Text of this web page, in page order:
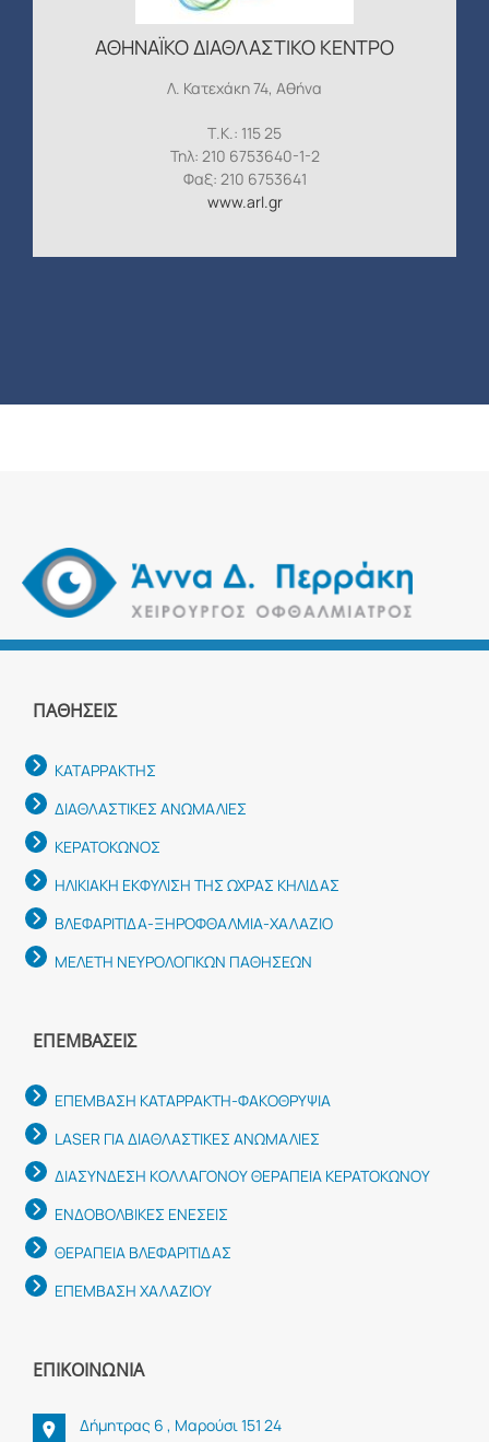
ΑΘΗΝΑΪΚΟ ΔΙΑΘΛΑΣΤΙΚΟ ΚΕΝΤΡΟ
Λ. Κατεχάκη 74, Αθήνα
Τ.Κ.: 115 25
Τηλ: 210 6753640-1-2
Φαξ: 210 6753641
www.arl.gr
ΠΑΘΉΣΕΙΣ
ΚΑΤΑΡΡΑΚΤΗΣ
ΔΙΑΘΛΑΣΤΙΚΕΣ ΑΝΩΜΑΛΙΕΣ
ΚΕΡΑΤΟΚΩΝΟΣ
ΗΛΙΚΙΑΚΗ ΕΚΦΥΛΙΣΗ ΤΗΣ ΩΧΡΑΣ ΚΗΛΙΔΑΣ
ΒΛΕΦΑΡΙΤΙΔΑ-ΞΗΡΟΦΘΑΛΜΙΑ-ΧΑΛΑΖΙΟ
ΜΕΛΕΤΗ ΝΕΥΡΟΛΟΓΙΚΩΝ ΠΑΘΗΣΕΩΝ
ΕΠΕΜΒΆΣΕΙΣ
ΕΠΕΜΒΑΣΗ ΚΑΤΑΡΡΑΚΤΗ-ΦΑΚΟΘΡΥΨΙΑ
LASER ΓΙΑ ΔΙΑΘΛΑΣΤΙΚΕΣ ΑΝΩΜΑΛΙΕΣ
ΔΙΑΣΥΝΔΕΣΗ ΚΟΛΛΑΓΟΝΟΥ ΘΕΡΑΠΕΙΑ ΚΕΡΑΤΟΚΩΝΟΥ
ΕΝΔΟΒΟΛΒΙΚΕΣ ΕΝΕΣΕΙΣ
ΘΕΡΑΠΕΙΑ ΒΛΕΦΑΡΙΤΙΔΑΣ
ΕΠΕΜΒΑΣΗ ΧΑΛΑΖΙΟΥ
ΕΠΙΚΟΙΝΩΝΊΑ
Δήμητρας 6 , Μαρούσι 151 24